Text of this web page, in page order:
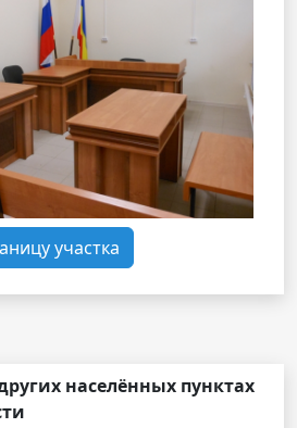
участка
населённых пунктах